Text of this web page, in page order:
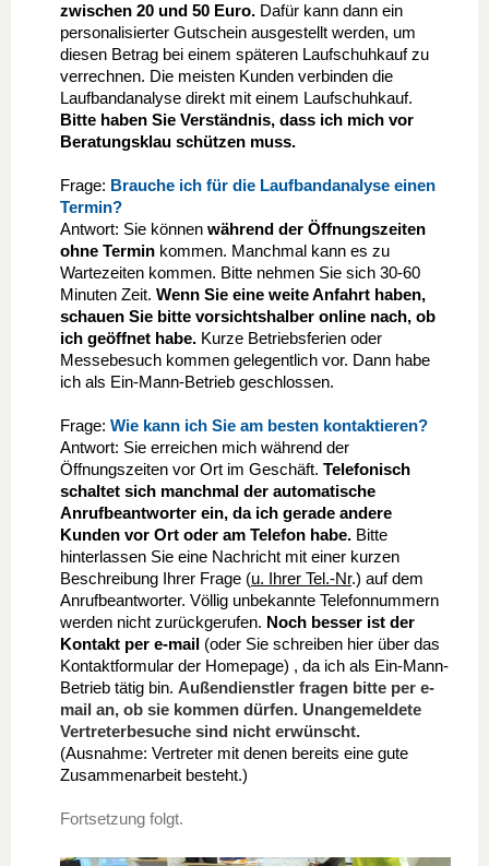
zwischen 20 und 50 Euro. Dafür kann dann ein
personalisierter Gutschein ausgestellt werden, um
diesen Betrag bei einem späteren Laufschuhkauf zu
verrechnen. Die meisten Kunden verbinden die
Laufbandanalyse direkt mit einem Laufschuhkauf.
Bitte haben Sie Verständnis, dass ich mich vor
Beratungsklau schützen muss.
Frage: Brauche ich für die Laufbandanalyse einen
Termin?
Antwort: Sie können während der Öffnungszeiten
ohne Termin kommen. Manchmal kann es zu
Wartezeiten kommen. Bitte nehmen Sie sich 30-60
Minuten Zeit. Wenn Sie eine weite Anfahrt haben,
schauen Sie bitte vorsichtshalber online nach, ob
ich geöffnet habe. Kurze Betriebsferien oder
Messebesuch kommen gelegentlich vor. Dann habe
ich als Ein-Mann-Betrieb geschlossen.
Frage: Wie kann ich Sie am besten kontaktieren?
Antwort: Sie erreichen mich während der
Öffnungszeiten vor Ort im Geschäft. Telefonisch
schaltet sich manchmal der automatische
Anrufbeantworter ein, da ich gerade andere
Kunden vor Ort oder am Telefon habe. Bitte
hinterlassen Sie eine Nachricht mit einer kurzen
Beschreibung Ihrer Frage (u. Ihrer Tel.-Nr.) auf dem
Anrufbeantworter. Völlig unbekannte Telefonnummern
werden nicht zurückgerufen. Noch besser ist der
Kontakt per e-mail (oder Sie schreiben hier über das
Kontaktformular der Homepage) , da ich als Ein-Mann-
Betrieb tätig bin. Außendienstler fragen bitte per e-
mail an, ob sie kommen dürfen. Unangemeldete
Vertreterbesuche sind nicht erwünscht.
(Ausnahme: Vertreter mit denen bereits eine gute
Zusammenarbeit besteht.)
Fortsetzung folgt.